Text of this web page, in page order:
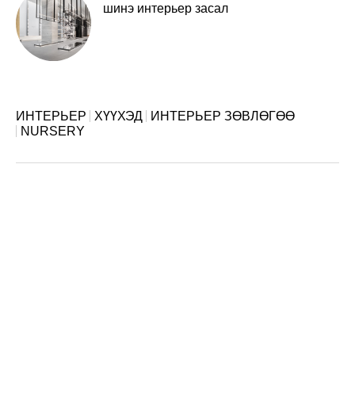
шинэ интерьер засал
ИНТЕРЬЕР ХҮҮХЭД
ИНТЕРЬЕР ЗӨВЛӨГӨӨ
NURSERY